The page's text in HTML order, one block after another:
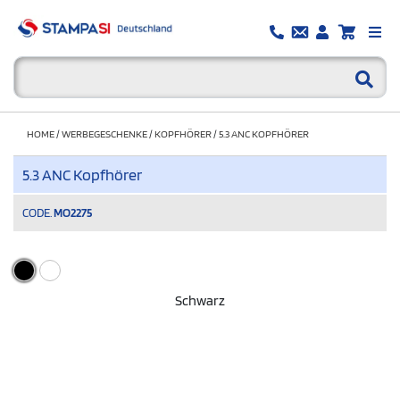
HOME/WERBEGESCHENKE/KOPFHÖRER/5.3 ANC KOPFHÖRER
5.3 ANC Kopfhörer
CODE. MO2275
Schwarz